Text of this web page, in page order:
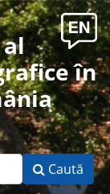
în
Caută